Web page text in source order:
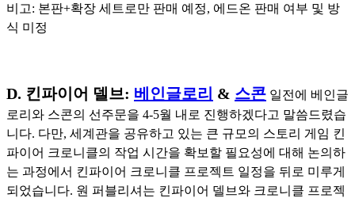
비고: 본판+확장 세트로만 판매 예정, 에드온 판매 여부 및 방
식 미정
D. 킨파이어 델브: 베인글로리 & 스콘 일전에 베인글
로리와 스콘의 선주문을 4-5월 내로 진행하겠다고 말씀드렸습
니다. 다만, 세계관을 공유하고 있는 큰 규모의 스토리 게임 킨
파이어 크로니클의 작업 시간을 확보할 필요성에 대해 논의하
는 과정에서 킨파이어 크로니클 프로젝트 일정을 뒤로 미루게
되었습니다. 원 퍼블리셔는 킨파이어 델브와 크로니클 프로젝